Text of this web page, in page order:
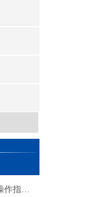
哈纳COD试剂HI93754E-25操作指南及测量标准